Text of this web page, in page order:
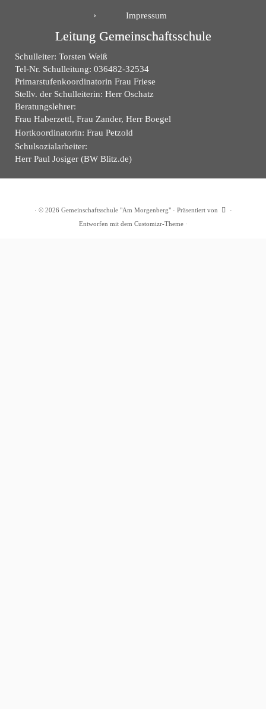
Impressum
Leitung Gemeinschaftsschule
Schulleiter: Torsten Weiß
Tel-Nr. Schulleitung: 036482-32534
Primarstufenkoordinatorin Frau Friese
Stellv. der Schulleiterin: Herr Oschatz
Beratungslehrer:
Frau Haberzettl, Frau Zander, Herr Boegel
Hortkoordinatorin: Frau Petzold
Schulsozialarbeiter:
Herr Paul Josiger (BW Blitz.de)
· © 2026 Gemeinschaftsschule "Am Morgenberg"· Präsentiert von
·
Entworfen mit dem Customizr-Theme·